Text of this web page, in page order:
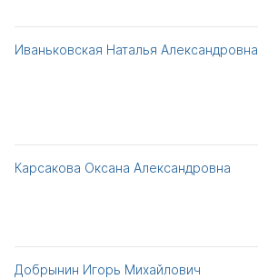
Иваньковская Наталья Александровна
Карсакова Оксана Александровна
Добрынин Игорь Михайлович